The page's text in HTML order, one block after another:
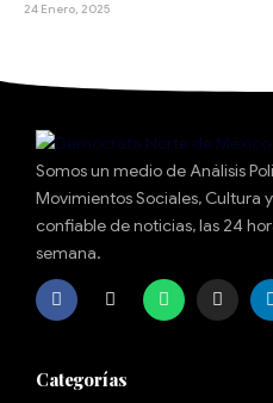
24 Enero, 2025
Somos un medio de Análisis
Movimientos Sociales, Cultura
confiable de noticias, las 24
semana.
Categorías